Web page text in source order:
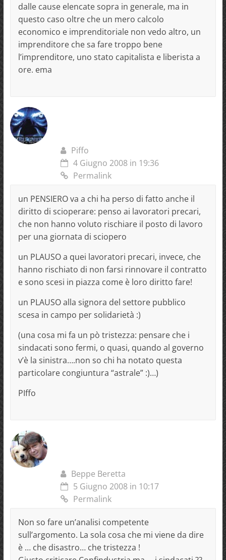
dalle cause elencate sopra in generale, ma in
questo caso oltre che un mero calcolo
economico e imprenditoriale non vedo altro, un
imprenditore che sa fare troppo bene
l’imprenditore, uno stato capitalista e liberista a
ore. ema
Piffo
4 Giugno 2008 in 19:36
Permalink
un PENSIERO va a chi ha perso di fatto anche il
diritto di scioperare: penso ai lavoratori precari,
che non hanno voluto rischiare il posto di lavoro
per una giornata di sciopero
un PLAUSO a quei lavoratori precari, invece, che
hanno rischiato di non farsi rinnovare il contratto
e sono scesi in piazza come è loro diritto fare!
un PLAUSO alla signora del settore pubblico
scesa in campo per solidarietà :)
(una cosa mi fa un pò tristezza: pensare che i
sindacati sono fermi, o quasi, quando al governo
v’è la sinistra….non so chi ha notato questa
particolare congiuntura “astrale” :)…)
PIffo
Beppe Beretta
5 Giugno 2008 in 10:17
Permalink
Non so fare un’analisi competente
sull’argomento. La sola cosa che mi viene da dire
è … che disastro… che tristezza !